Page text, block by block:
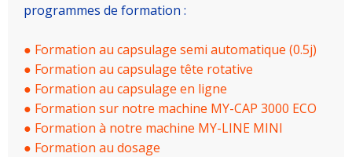
programmes de formation :
● Formation au capsulage semi automatique (0.5j)
● Formation au capsulage tête rotative
● Formation au capsulage en ligne
● Formation sur notre machine MY-CAP 3000 ECO
● Formation à notre machine MY-LINE MINI
● Formation au dosage